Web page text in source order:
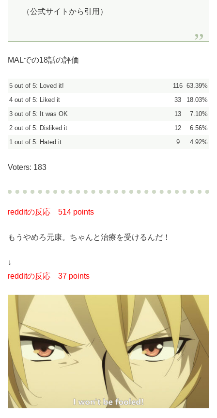
（公式サイトから引用）
MALでの18話の評価
5 out of 5: Loved it! 116 63.39%
4 out of 5: Liked it
33
18.03%
3 out of 5: It was OK
13
7.10%
2 out of 5: Disliked it
12
6.56%
1 out of 5: Hated it
9 4.92%
Voters: 183
redditの反応 514 points
もうやめろ元康。ちゃんと治療を受けるんだ！
↓
redditの反応 37 points